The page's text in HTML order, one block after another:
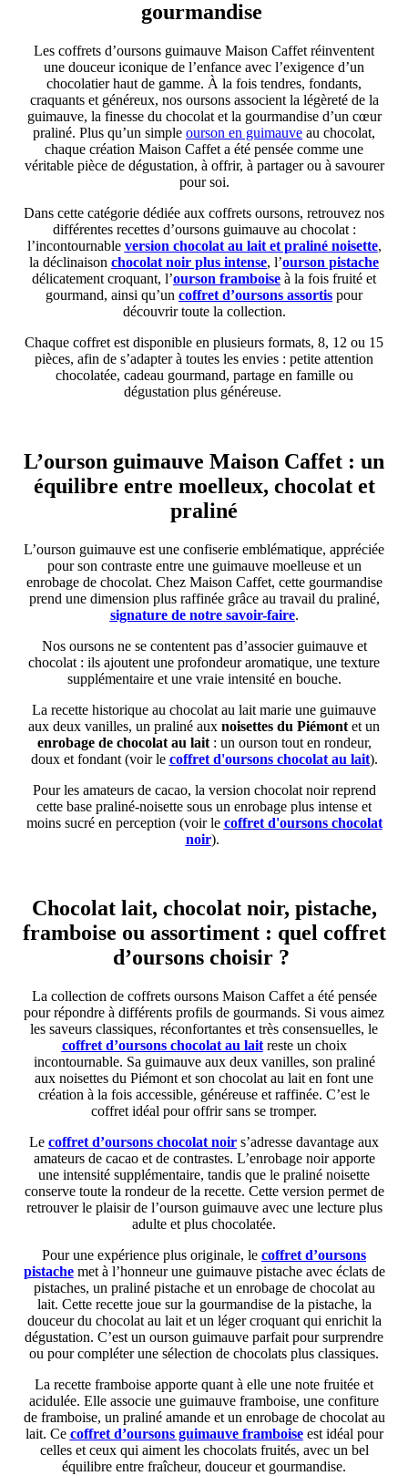
gourmandise
Les coffrets d’oursons guimauve Maison Caffet réinventent
une douceur iconique de l’enfance avec l’exigence d’un
chocolatier haut de gamme. À la fois tendres, fondants,
craquants et généreux, nos oursons associent la légèreté de la
guimauve, la finesse du chocolat et la gourmandise d’un cœur
praliné. Plus qu’un simple ourson en guimauve au chocolat,
chaque création Maison Caffet a été pensée comme une
véritable pièce de dégustation, à offrir, à partager ou à savourer
pour soi.
Dans cette catégorie dédiée aux coffrets oursons, retrouvez nos
différentes recettes d’oursons guimauve au chocolat :
l’incontournable version chocolat au lait et praliné noisette,
la déclinaison chocolat noir plus intense, l’ourson pistache
délicatement croquant, l’ourson framboise à la fois fruité et
gourmand, ainsi qu’un coffret d’oursons assortis pour
découvrir toute la collection.
Chaque coffret est disponible en plusieurs formats, 8, 12 ou 15
pièces, afin de s’adapter à toutes les envies : petite attention
chocolatée, cadeau gourmand, partage en famille ou
dégustation plus généreuse.
L’ourson guimauve Maison Caffet : un
équilibre entre moelleux, chocolat et
praliné
L’ourson guimauve est une confiserie emblématique, appréciée
pour son contraste entre une guimauve moelleuse et un
enrobage de chocolat. Chez Maison Caffet, cette gourmandise
prend une dimension plus raffinée grâce au travail du praliné,
signature de notre savoir-faire.
Nos oursons ne se contentent pas d’associer guimauve et
chocolat : ils ajoutent une profondeur aromatique, une texture
supplémentaire et une vraie intensité en bouche.
La recette historique au chocolat au lait marie une guimauve
aux deux vanilles, un praliné aux noisettes du Piémont et un
enrobage de chocolat au lait: un ourson tout en rondeur,
doux et fondant (voir le coffret d'oursons chocolat au lait).
Pour les amateurs de cacao, la version chocolat noir reprend
cette base praliné-noisette sous un enrobage plus intense et
moins sucré en perception (voir le coffret d'oursons chocolat
noir).
Chocolat lait, chocolat noir, pistache,
framboise ou assortiment : quel coffret
d’oursons choisir ?
La collection de coffrets oursons Maison Caffet a été pensée
pour répondre à différents profils de gourmands. Si vous aimez
les saveurs classiques, réconfortantes et très consensuelles, le
coffret d’oursons chocolat au laitreste un choix
incontournable. Sa guimauve aux deux vanilles, son praliné
aux noisettes du Piémont et son chocolat au lait en font une
création à la fois accessible, généreuse et raffinée. C’est le
coffret idéal pour offrir sans se tromper.
Le coffret d’oursons chocolat noir s’adresse davantage aux
amateurs de cacao et de contrastes. L’enrobage noir apporte
une intensité supplémentaire, tandis que le praliné noisette
conserve toute la rondeur de la recette. Cette version permet de
retrouver le plaisir de l’ourson guimauve avec une lecture plus
adulte et plus chocolatée.
Pour une expérience plus originale, le coffret d’oursons
pistachemet à l’honneur une guimauve pistache avec éclats de
pistaches, un praliné pistache et un enrobage de chocolat au
lait. Cette recette joue sur la gourmandise de la pistache, la
douceur du chocolat au lait et un léger croquant qui enrichit la
dégustation. C’est un ourson guimauve parfait pour surprendre
ou pour compléter une sélection de chocolats plus classiques.
La recette framboise apporte quant à elle une note fruitée et
acidulée. Elle associe une guimauve framboise, une confiture
de framboise, un praliné amande et un enrobage de chocolat au
lait. Ce coffret d’oursons guimauve framboiseest idéal pour
celles et ceux qui aiment les chocolats fruités, avec un bel
équilibre entre fraîcheur, douceur et gourmandise.